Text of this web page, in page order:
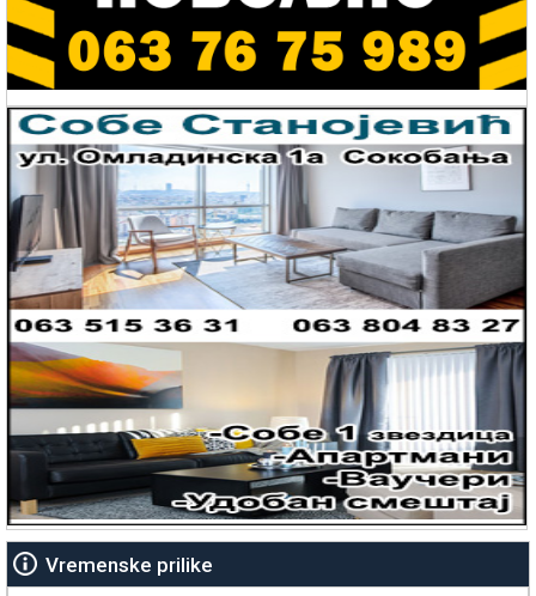
Vremenske prilike